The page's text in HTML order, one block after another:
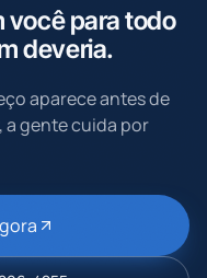
você para todo
deveria.
aparece antes de
a gente cuida por